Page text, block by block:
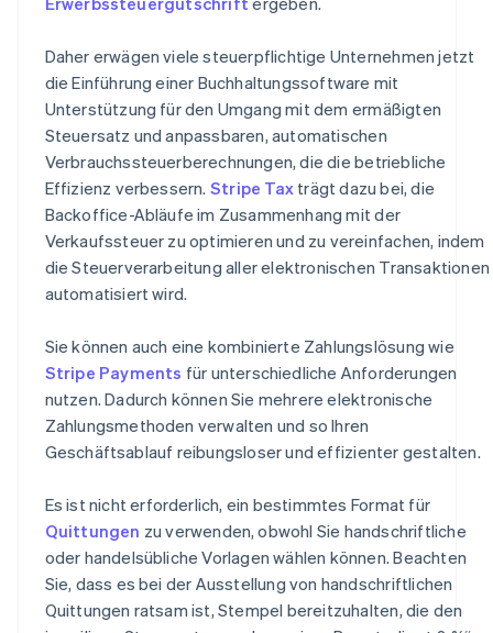
Daher erwägen viele steuerpflichtige Unternehmen jetzt
die Einführung einer Buchhaltungssoftware mit
Unterstützung für den Umgang mit dem ermäßigten
Steuersatz und anpassbaren, automatischen
Verbrauchssteuerberechnungen, die die betriebliche
Effizienz verbessern. Stripe Taxträgt dazu bei, die
Backoffice-Abläufe im Zusammenhang mit der
Verkaufssteuer zu optimieren und zu vereinfachen, indem
die Steuerverarbeitung aller elektronischen Transaktionen
automatisiert wird.
Sie können auch eine kombinierte Zahlungslösung wie
Stripe Payments für unterschiedliche Anforderungen
nutzen. Dadurch können Sie mehrere elektronische
Zahlungsmethoden verwalten und so Ihren
Geschäftsablauf reibungsloser und effizienter gestalten.
Es ist nicht erforderlich, ein bestimmtes Format für
Quittungen zu verwenden, obwohl Sie handschriftliche
oder handelsübliche Vorlagen wählen können. Beachten
Sie, dass es bei der Ausstellung von handschriftlichen
Quittungen ratsam ist, Stempel bereitzuhalten, die den